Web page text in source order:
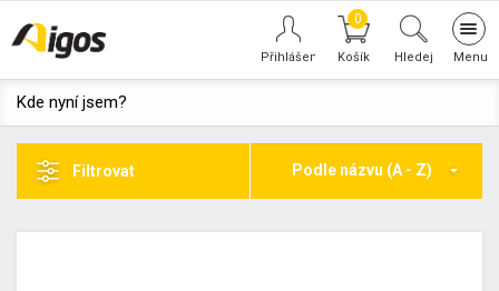
0
Hledej
Kde nyní jsem?
Filtrovat Podle názvu (A - Z)